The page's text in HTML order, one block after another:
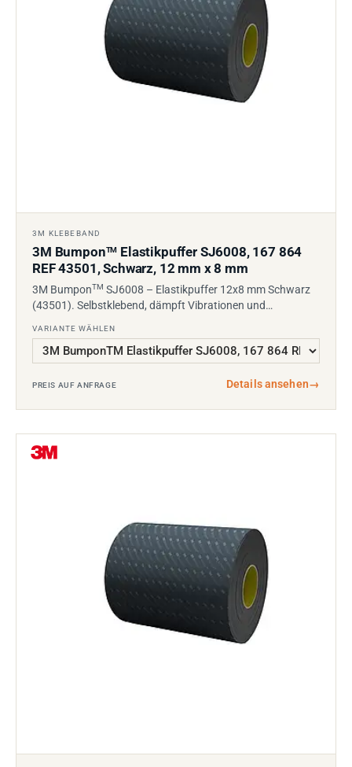
3M KLEBEBAND
3M BumponTM Elastikpuffer SJ6008, 167 864
REF 43501, Schwarz, 12 mm x 8 mm
3M BumponTM SJ6008 – Elastikpuffer 12x8 mm Schwarz
(43501). Selbstklebend, dämpft Vibrationen und…
VARIANTE WÄHLEN
PREIS AUF ANFRAGE Details ansehen→